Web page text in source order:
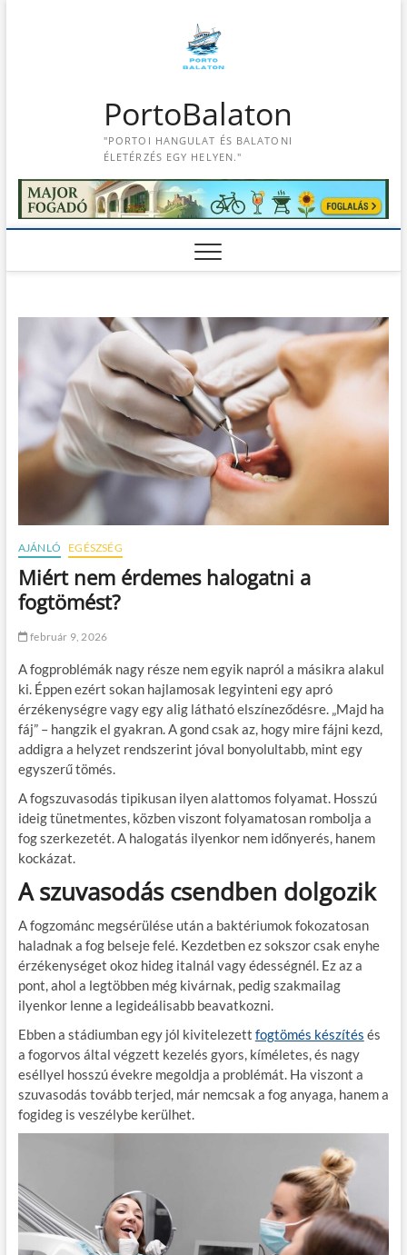
n
PortoBalaton
"PORTOI HANGULAT ÉS BALATONI
ÉLETÉRZÉS EGY HELYEN."
AJÁNLÓ EGÉSZSÉG
Miért nem érdemes halogatni a
fogtömést?
február 9, 2026
A fogproblémák nagy része nem egyik napról a másikra alakul
ki. Éppen ezért sokan hajlamosak legyinteni egy apró
érzékenységre vagy egy alig látható elszíneződésre. „Majd ha
fáj” – hangzik el gyakran. A gond csak az, hogy mire fájni kezd,
addigra a helyzet rendszerint jóval bonyolultabb, mint egy
egyszerű tömés.
A fogszuvasodás tipikusan ilyen alattomos folyamat. Hosszú
ideig tünetmentes, közben viszont folyamatosan rombolja a
fog szerkezetét. A halogatás ilyenkor nem időnyerés, hanem
kockázat.
A szuvasodás csendben dolgozik
A fogzománc megsérülése után a baktériumok fokozatosan
haladnak a fog belseje felé. Kezdetben ez sokszor csak enyhe
érzékenységet okoz hideg italnál vagy édességnél. Ez az a
pont, ahol a legtöbben még kivárnak, pedig szakmailag
ilyenkor lenne a legideálisabb beavatkozni.
Ebben a stádiumban egy jól kivitelezett fogtömés készítés és
a fogorvos által végzett kezelés gyors, kíméletes, és nagy
eséllyel hosszú évekre megoldja a problémát. Ha viszont a
szuvasodás tovább terjed, már nemcsak a fog anyaga, hanem a
fogideg is veszélybe kerülhet.